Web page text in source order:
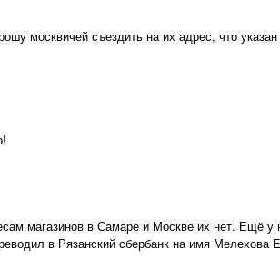
москвичей съездить на их адрес, что
магазинов в Самаре и Москве их нет. Ещё
в Рязанский сбербанк на имя